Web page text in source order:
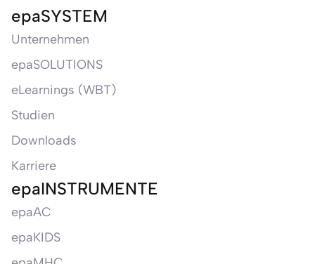
epaSYSTEM
Unternehmen
epaSOLUTIONS
eLearnings (WBT)
Studien
Downloads
Karriere
epaINSTRUMENTE
epaAC
epaKIDS